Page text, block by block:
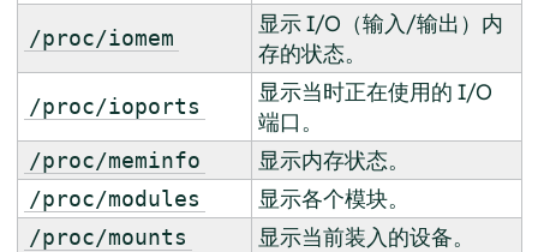
/proc/iomem
显示 I/O（输入/输出）内
存的状态。
/proc/ioports
显示当时正在使用的 I/O
端口。
/proc/meminfo 显示内存状态。
/proc/modules 显示各个模块。
/proc/mounts 显示当前装入的设备。